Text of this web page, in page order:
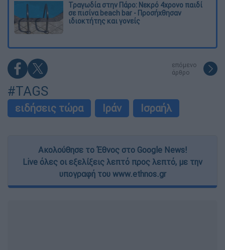
Τραγωδία στην Πάρο: Νεκρό 4χρονο παιδί
σε πισίνα beach bar - Προσήχθησαν
ιδιοκτήτης και γονείς
επόμενο
άρθρο
#TAGS
ειδήσεις τώρα Ιράν Ισραήλ
Ακολούθησε το Έθνος στο Google News!
Live όλες οι εξελίξεις λεπτό προς λεπτό, με την
υπογραφή του www.ethnos.gr